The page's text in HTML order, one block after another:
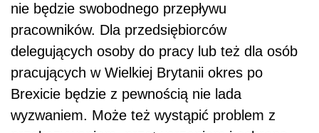
nie będzie swobodnego przepływu
pracowników. Dla przedsiębiorców
delegujących osoby do pracy lub też dla osób
pracujących w Wielkiej Brytanii okres po
Brexicie będzie z pewnością nie lada
wyzwaniem. Może też wystąpić problem z